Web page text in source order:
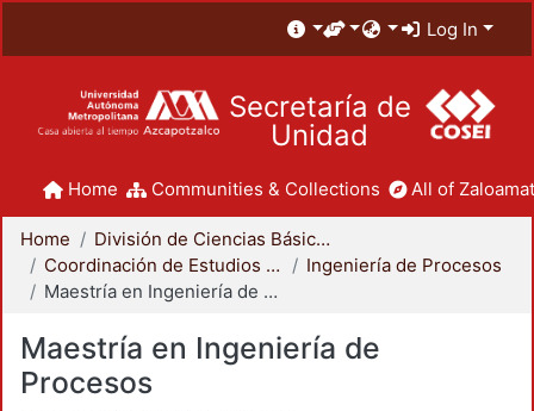
Log In
Secretaría de
Unidad
Home Communities & Collections All of
Home
División de Ciencias Básicas e Ingeniería
Coordinación de Estudios de Posgrado - CBI
Ingeniería de Procesos
Maestría en Ingeniería de Procesos
Maestría en Ingeniería de
Procesos